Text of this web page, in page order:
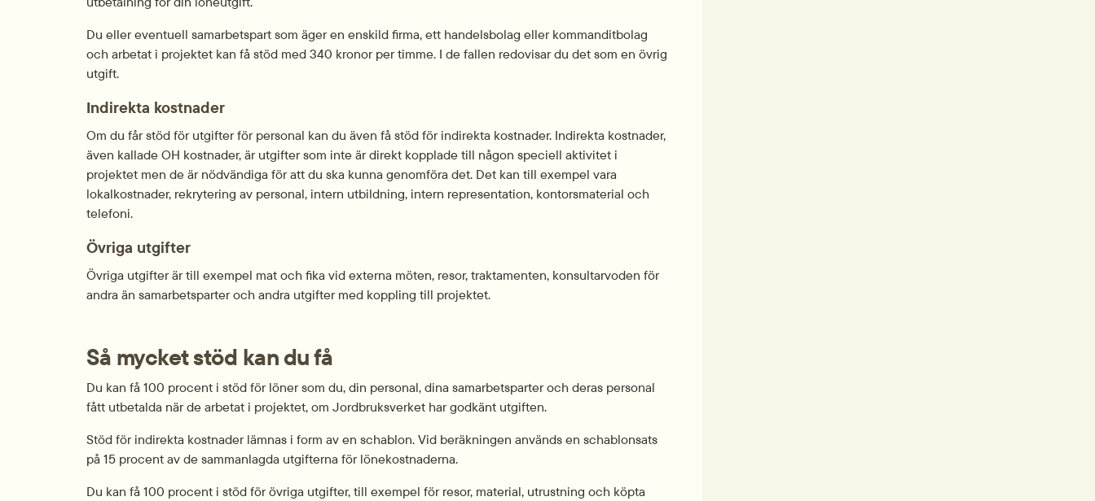
Du eller eventuell samarbetspart som äger en enskild firma, ett handelsbolag eller kommanditbolag
och arbetat i projektet kan få stöd med 340 kronor per timme. I de fallen redovisar du det som en övrig
utgift.
Indirekta kostnader
Om du får stöd för utgifter för personal kan du även få stöd för indirekta kostnader. Indirekta kostnader,
även kallade OH kostnader, är utgifter som inte är direkt kopplade till någon speciell aktivitet i
projektet men de är nödvändiga för att du ska kunna genomföra det. Det kan till exempel vara
lokalkostnader, rekrytering av personal, intern utbildning, intern representation, kontorsmaterial och
telefoni.
Övriga utgifter
Övriga utgifter är till exempel mat och fika vid externa möten, resor, traktamenten, konsultarvoden för
andra än samarbetsparter och andra utgifter med koppling till projektet.
Så mycket stöd kan du få
Du kan få 100 procent i stöd för löner som du, din personal, dina samarbetsparter och deras personal
fått utbetalda när de arbetat i projektet, om Jordbruksverket har godkänt utgiften.
Stöd för indirekta kostnader lämnas i form av en schablon. Vid beräkningen används en schablonsats
på 15 procent av de sammanlagda utgifterna för löne­kostnaderna.
Du kan få 100 procent i stöd för övriga utgifter, till exempel för resor, material, utrustning och köpta